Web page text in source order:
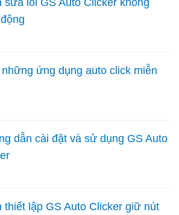
ứng dụng auto click miễn
dẫn cài đặt và sử dụng GS Auto
thiết lập GS Auto Clicker giữ nút